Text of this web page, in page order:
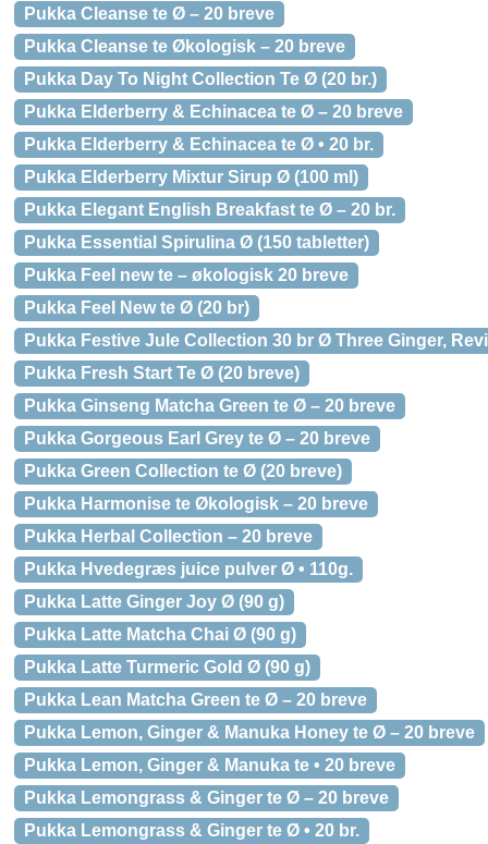
Pukka Cleanse te Ø – 20 breve
Pukka Cleanse te Økologisk – 20 breve
Pukka Day To Night Collection Te Ø (20 br.)
Pukka Elderberry & Echinacea te Ø – 20 breve
Pukka Elderberry & Echinacea te Ø • 20 br.
Pukka Elderberry Mixtur Sirup Ø (100 ml)
Pukka Elegant English Breakfast te Ø – 20 br.
Pukka Essential Spirulina Ø (150 tabletter)
Pukka Feel new te – økologisk 20 breve
Pukka Feel New te Ø (20 br)
Pukka Festive Jule Collection 30 br Ø Three Ginger,
Pukka Fresh Start Te Ø (20 breve)
Pukka Ginseng Matcha Green te Ø – 20 breve
Pukka Gorgeous Earl Grey te Ø – 20 breve
Pukka Green Collection te Ø (20 breve)
Pukka Harmonise te Økologisk – 20 breve
Pukka Herbal Collection – 20 breve
Pukka Hvedegræs juice pulver Ø • 110g.
Pukka Latte Ginger Joy Ø (90 g)
Pukka Latte Matcha Chai Ø (90 g)
Pukka Latte Turmeric Gold Ø (90 g)
Pukka Lean Matcha Green te Ø – 20 breve
Pukka Lemon, Ginger & Manuka Honey te Ø – 20 breve
Pukka Lemon, Ginger & Manuka te • 20 breve
Pukka Lemongrass & Ginger te Ø – 20 breve
Pukka Lemongrass & Ginger te Ø • 20 br.